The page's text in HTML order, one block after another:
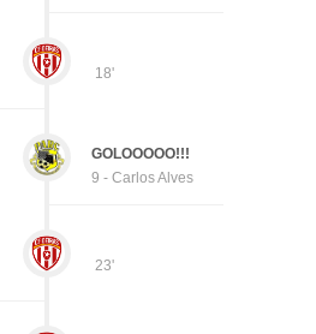
18'
GOLOOOOO!!!
9 - Carlos Alves
23'